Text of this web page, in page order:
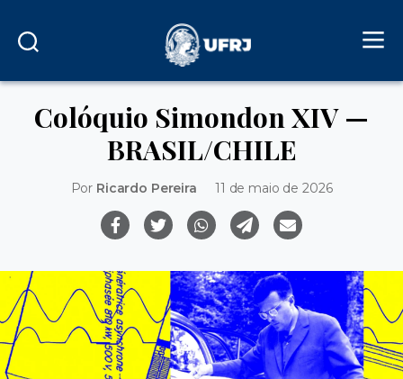
Colóquio Simondon XIV —
BRASIL/CHILE
Por Ricardo Pereira 11 de maio de 2026